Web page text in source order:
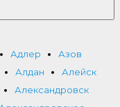
Адлер
Азов
Алдан
Алейск
Александровск